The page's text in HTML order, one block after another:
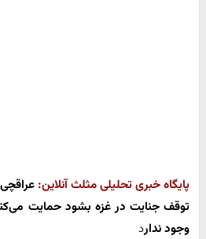
پایگاه خبری تحلیلی مثلث آنلاین:
توقف جنایت در غزه بشود حمایت
وجود ندارد